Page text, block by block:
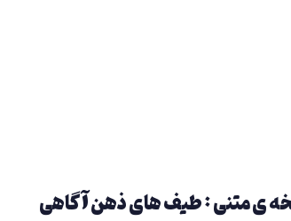
ی متنی : طیف های ذهن آگاهی